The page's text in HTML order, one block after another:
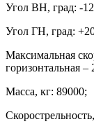
Угол ВН, град: -
Угол ГН, град:
Максимальная
горизонтальная –
Масса, кг: 89000;